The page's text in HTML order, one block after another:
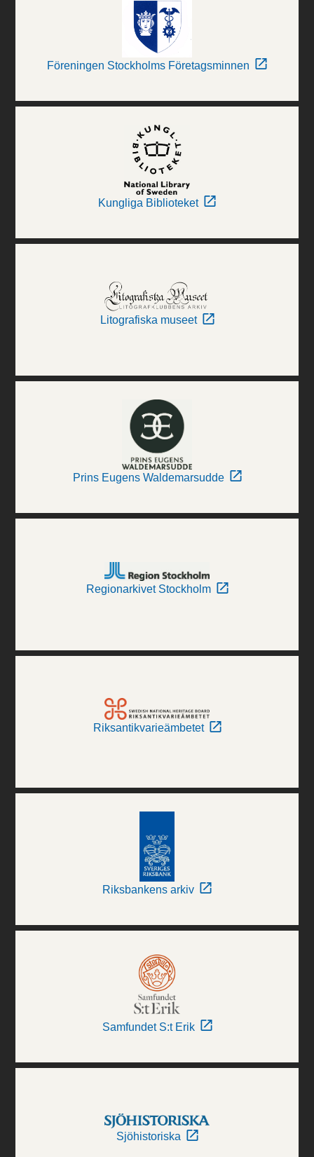
Föreningen Stockholms Företagsminnen
Kungliga Biblioteket
Litografiska museet
Prins Eugens Waldemarsudde
Regionarkivet Stockholm
Riksantikvarieämbetet
Riksbankens arkiv
Samfundet S:t Erik
Sjöhistoriska